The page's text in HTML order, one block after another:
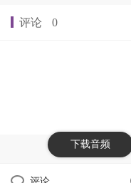
下载音频
评论 0